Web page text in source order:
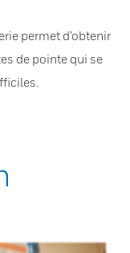
permet d’obtenir
de pointe qui se